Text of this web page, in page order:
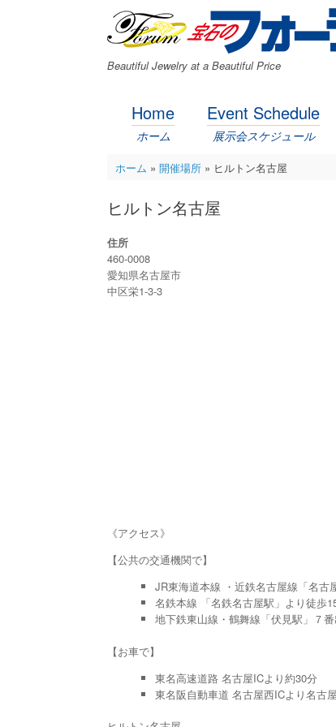
Beautiful Jewelry at a Beautiful Price
Home
ホーム
Event Schedule
展示会スケジュール
ホーム » 開催場所» ヒルトン名古屋
ヒルトン名古屋
住所
460-0008
愛知県名古屋市
中区栄1-3-3
《アクセス》
【公共の交通機関で】
JR東海道本線 ・近鉄名古屋線「名古
名鉄本線 「名鉄名古屋駅」より徒歩
地下鉄東山線・鶴舞線「伏見駅」７
【お車で】
東名高速道路 名古屋ICより約30分
東名阪自動車道 名古屋西ICより名古